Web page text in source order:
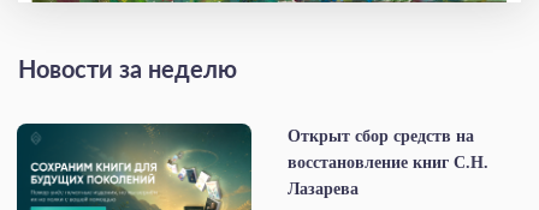
Новости за неделю
Открыт сбор средств на
восстановление книг С.Н.
Лазарева